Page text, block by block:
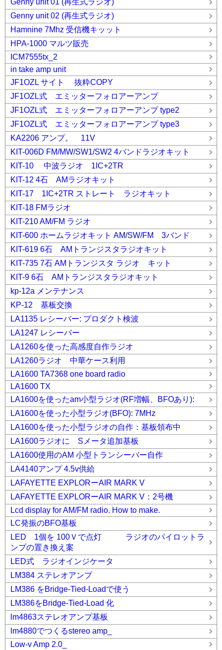
Genny unit 01 (再生式ラジオ)
Genny unit 02 (再生式ラジオ)
Hamnine 7Mhz 受信機キッット
HPA-1000 マルツ販売
ICM7555tx_2
in take amp unit
JF1OZL サイト 抜粋COPY
JF1OZL式 エミッターフォロアーアンプ
JF1OZL式 エミッターフォロアーアンプ type2
JF1OZL式 エミッターフォロアーアンプ type3
KA2206 アンプ。 11V
KIT-006D FM/MW/SW1/SW2 4バンドラジオキット
KIT-10 中波ラジオ 1IC+2TR
KIT-12 4石 AMラジオキット
KIT-17 1IC+2TR ストレート ラジオキット
KIT-18 FMラジオ
KIT-210 AM/FM ラジオ
KIT-600 ホームラジオキット AM/SW/FM 3バンド
KIT-619 6石 AMトランジスタラジオキット
KIT-735 7石 AMトランジスタ ラジオ キット
KIT-9 6石 AMトランジスタラジオキット
kp-12a メンテナンス
KP-12 基板交換
LA1135 レシーバー: プロダクト検波
LA1247 レシーバー
LA1260を使った高感度自作ラジオ
LA1260ラジオ 中華ケース利用
LA1600 TA7368 one board radio
LA1600 TX
LA1600を使ったam小型ラジオ(RF増幅、BFOあり):
LA1600を使った小型ラジオ(BFO): 7MHz
LA1600を使った小型ラジオの自作：基板領布中
LA1600ラジオに Sメータ追加基板
LA1600使用のAM 小型トランシーバー自作
LA4140アンプ 4.5v供給
LAFAYETTE EXPLORーAIR MARK V
LAFAYETTE EXPLORーAIR MARK V：2号機
Lcd display for AM/FM radio. How to make.
LC発振のBFO基板
LED 1個を 100Ｖで点灯 ラジオのパイロットラ
ンプの置き換え案
LED式 ラジオインジケータ
LM384 ステレオアンプ
LM386 をBridge-Tied-Loadで使う
LM386をBridge-Tied-Load 化
lm4863ステレオアンプ基板
lm4880でつくるstereo amp_
Low-v Amp 2.0_